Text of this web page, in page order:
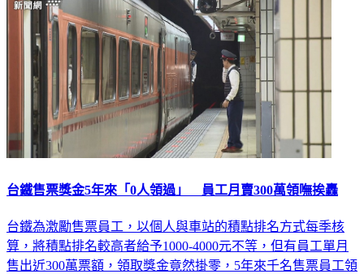
台鐵售票獎金5年來「0人領過」 員工月賣300萬領嘸挨轟
台鐵為激勵售票員工，以個人與車站的積點排名方式每季核
算，將積點排名較高者給予1000-4000元不等，但有員工單月
售出近300萬票額，領取獎金竟然掛零，5年來千名售票員工領